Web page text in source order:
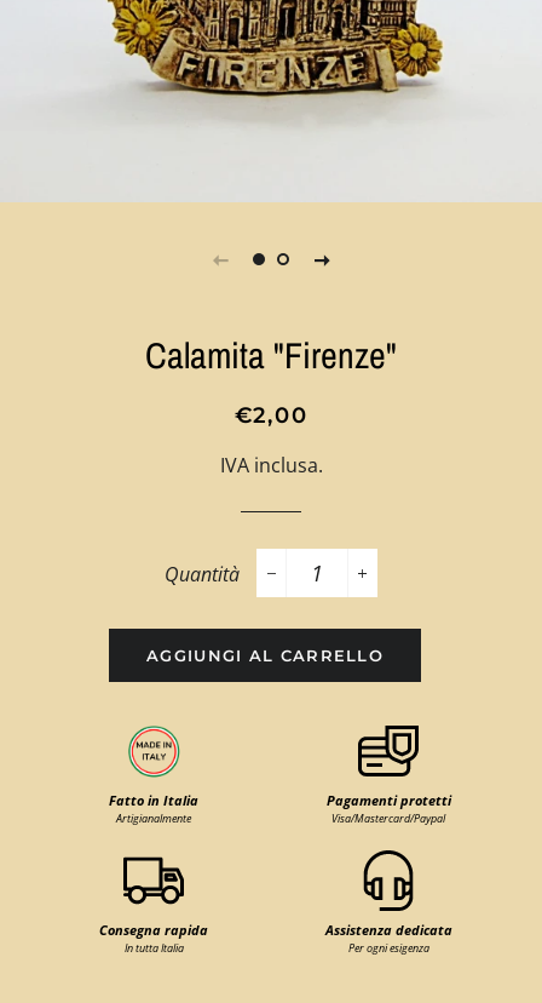
Calamita "Firenze"
Prezzo
listino
Prezzo
€2,00
IVA inclusa.
Quantità
−
+
AGGIUNGI AL CARRELLO
Fatto in Italia
Artigianalmente
Pagamenti protetti
Visa/Mastercard/Paypal
Consegna rapida
In tutta Italia
Assistenza dedicata
Per ogni esigenza